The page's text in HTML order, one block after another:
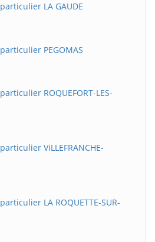
LA GAUDE
PEGOMAS
ROQUEFORT-LES-
ViLLEFRANCHE-
LA ROQUETTE-SUR-